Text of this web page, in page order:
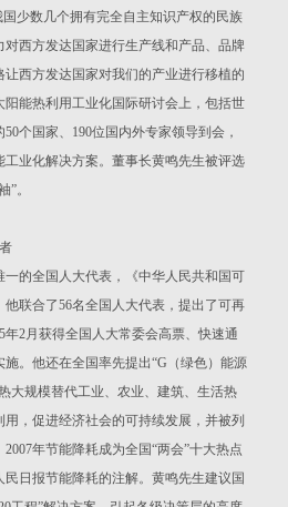
少数几个拥有完全自主知识产权的民族
西方发达国家进行生产线和产品、品牌
西方发达国家对我们的产业进行移植的
阳能热利用工业化国际研讨会上，包括世
个国家、190位国内外专家领导到会，
工业化解决方案。董事长黄鸣先生被评选
”。
的全国人大代表，《中华人民共和国可
联合了56名全国人大代表，提出了可再
年2月获得全国人大常委会高票、快速通
施。他还在全国率先提出“G（绿色）能源
大规模替代工业、农业、建筑、生活热
，促进经济社会的可持续发展，并被列
年节能降耗成为全国“两会”十大热点
日报节能降耗的注解。黄鸣先生建议国